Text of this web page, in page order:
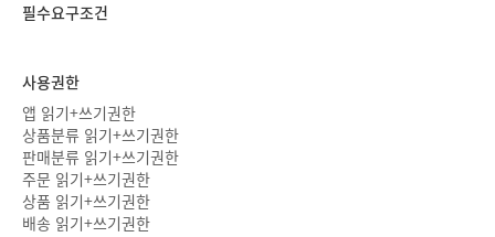
필수요구조건
사용권한
앱 읽기+쓰기권한
상품분류 읽기+쓰기권한
판매분류 읽기+쓰기권한
주문 읽기+쓰기권한
상품 읽기+쓰기권한
배송 읽기+쓰기권한